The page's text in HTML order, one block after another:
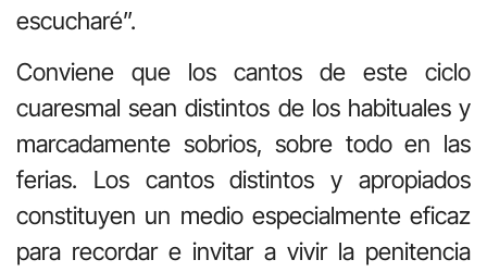
escucharé”.
Conviene que los cantos de este ciclo
cuaresmal sean distintos de los habituales y
marcadamente sobrios, sobre todo en las
ferias. Los cantos distintos y apropiados
constituyen un medio especialmente eficaz
para recordar e invitar a vivir la penitencia